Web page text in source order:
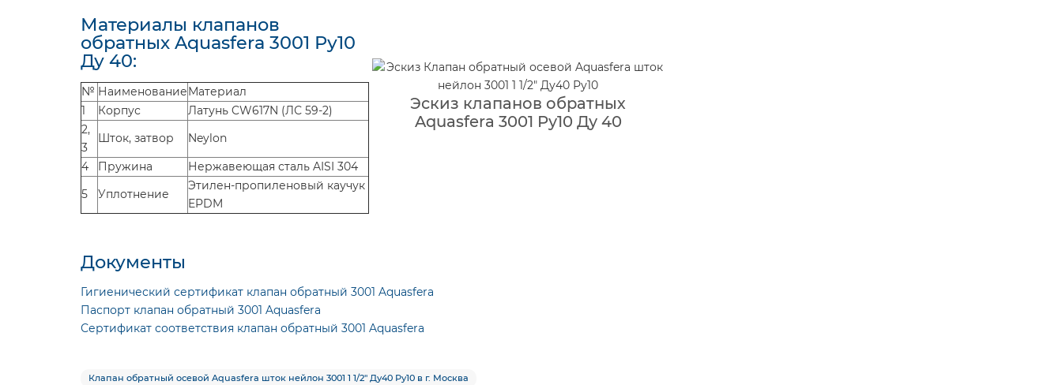
Материалы клапанов
обратных Aquasfera 3001 Ру10
Ду 40:
№ НаименованиеМатериал
1
Корпус
Латунь CW617N (ЛС 59-2)
2,
3
Шток, затвор
Neylon
4
Пружина
Нержавеющая сталь AISI 304
5
Уплотнение
Этилен-пропиленовый каучук
EPDM
Эскиз клапанов обратных
Aquasfera 3001 Ру10 Ду 40
Документы
Гигиенический сертификат клапан обратный 3001 Aquasfera
Паспорт клапан обратный 3001 Aquasfera
Сертификат соответствия клапан обратный 3001 Aquasfera
Клапан обратный осевой Aquasfera шток нейлон 3001 1 1/2″ Ду40 Ру10 в г. Москва